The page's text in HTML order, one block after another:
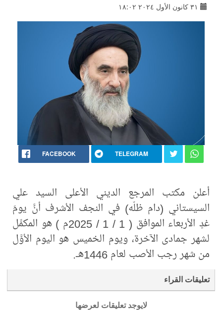
٣١ كانون الأول ٢٠٢٤ ١٨:٠٢
FACEBOOK TELEGRAM
أعلن مكتب المرجع الديني الأعلى السيد علي
السيستاني (دام ظلّه) في النجف الأشرف أنَّ يومَ
غدٍ الأربعاء الموافق ( 1 / 1 / 2025م ) هو المكمِّل
لشهر جمادى الآخرة، ويوم الخميس هو اليوم الأوَّل
من شهر رجب الأصب لعام 1446هـ.
تعليقات القراء
لايوجد تعليقات لعرضها